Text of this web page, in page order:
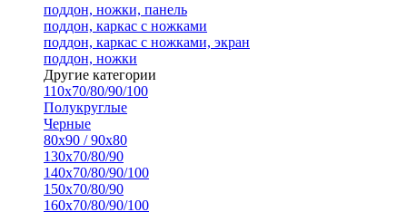
поддон, ножки, панель
поддон, каркас с ножками
поддон, каркас с ножками, экран
поддон, ножки
Другие категории
110х70/80/90/100
Полукруглые
Черные
80х90 / 90х80
130х70/80/90
140х70/80/90/100
150х70/80/90
160х70/80/90/100